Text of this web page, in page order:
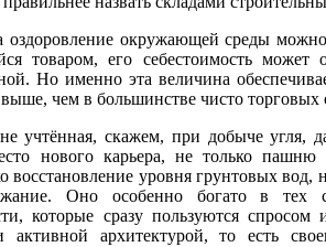
оздоровление окружающей среды
товаром, его себестоимость может
Но именно эта величина
выше, чем в большинстве чисто торговых
учтённая, скажем, при добыче угля,
нового карьера, не только пашню
восстановление уровня грунтовых вод,
Оно особенно богато в тех
которые сразу пользуются
активной архитектурой, то есть